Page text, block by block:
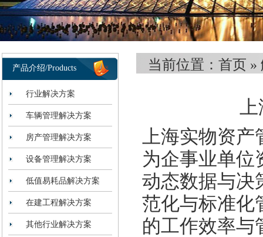
产品介绍/Products
行业解决方案
车辆管理解决方案
房产管理解决方案
设备管理解决方案
低值易耗品解决方案
在建工程解决方案
其他行业解决方案
当前位置： 首页 »
上
上海实物资产
为企事业单位
动态数据与决
范化与标准化
的工作效率与